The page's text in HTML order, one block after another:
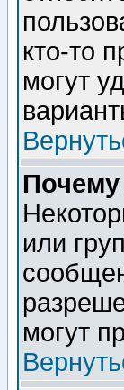
кто-то
могут
или
могут